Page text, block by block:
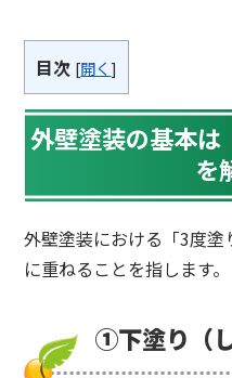
目次 [開く]
外壁塗装の基本は
を
外壁塗装における「3度
に重ねることを指します。
①下塗り（